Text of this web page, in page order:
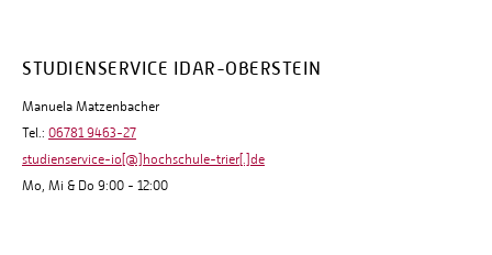
STUDIENSERVICE IDAR-OBERSTEIN
Manuela Matzenbacher
Tel.: 06781 9463-27
studienservice-io[@]hochschule-trier[.]de
Mo, Mi & Do 9:00 - 12:00